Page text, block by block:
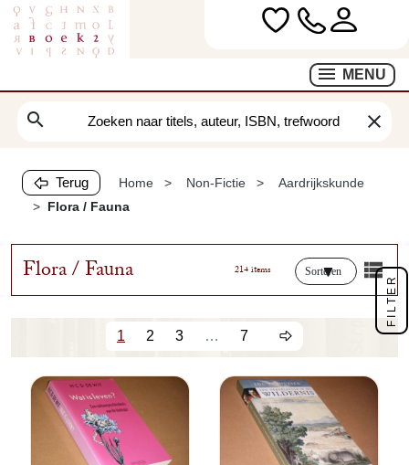
MENU
search clear
Terug Home Non-Fictie
Aardrijkskunde
Flora / Fauna
Flora / Fauna 214 items Sorteren
1 2 3 … 7
FILTER